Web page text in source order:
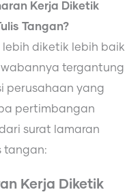
Kerja Diketik
Tangan?
diketik lebih baik
tergantung
perusahaan yang
pertimbangan
surat lamaran
tangan:
Kerja Diketik